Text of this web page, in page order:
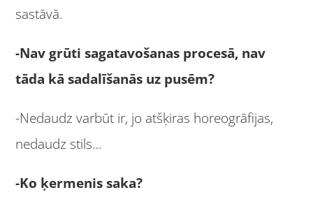
sastāvā.
-Nav grūti sagatavošanas procesā, nav
tāda kā sadalīšanās uz pusēm?
-Nedaudz varbūt ir, jo atšķiras horeogrāfijas,
nedaudz stils…
-Ko ķermenis saka?